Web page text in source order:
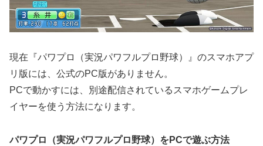
現在『パワプロ（実況パワフルプロ野球）』のスマホアプ
リ版には、公式のPC版がありません。
PCで動かすには、別途配信されているスマホゲームプレ
イヤーを使う方法になります。
パワプロ（実況パワフルプロ野球）をPCで遊ぶ方法